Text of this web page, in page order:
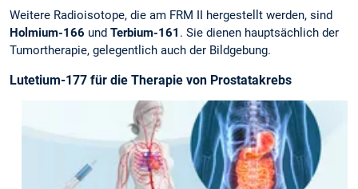
Weitere Radioisotope, die am FRM II hergestellt werden, sind
Holmium-166 und Terbium-161 . Sie dienen hauptsächlich der
Tumortherapie, gelegentlich auch der Bildgebung.
Lutetium-177 für die Therapie von Prostatakrebs